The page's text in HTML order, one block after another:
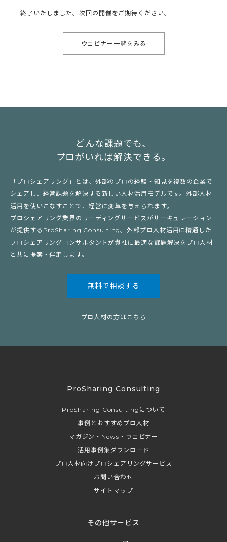
終了いたしました。次回の開催をご期待ください。
ウェビナー一覧をみる
どんな課題でも、
プロがいれば解決できる。
「プロシェアリング」とは、外部のプロの経験・知見を複数の企業で
シェアし、経営課題を解決する新しい人材活用モデルです。外部人材
活用を使いこなすことで、経営に変革を与えられます。
プロシェアリング業界のリーディングサービスがサーキュレーション
が提供するProSharing Consulting。外部プロ人材活用に精通した
プロシェアリングコンサルタントが貴社に最適な課題解決をプロ人材
と共に提案・伴走します。
無料で相談する
プロ人材の方はこちら
ProSharing Consulting
ProSharing Consultingについて
事例とおすすめプロ人材
マガジン・News・ウェビナー
活用事例集ダウンロード
プロ人材向けプロシェアリングサービス
お問い合わせ
サイトマップ
その他サービス